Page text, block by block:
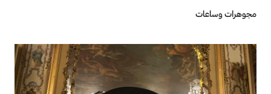
مجوهرات وساعات